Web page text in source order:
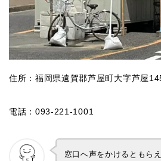
住所：福岡県遠賀郡芦屋町大字芦屋
電話：093-221-1001
窓口へ声をかけるともらえ